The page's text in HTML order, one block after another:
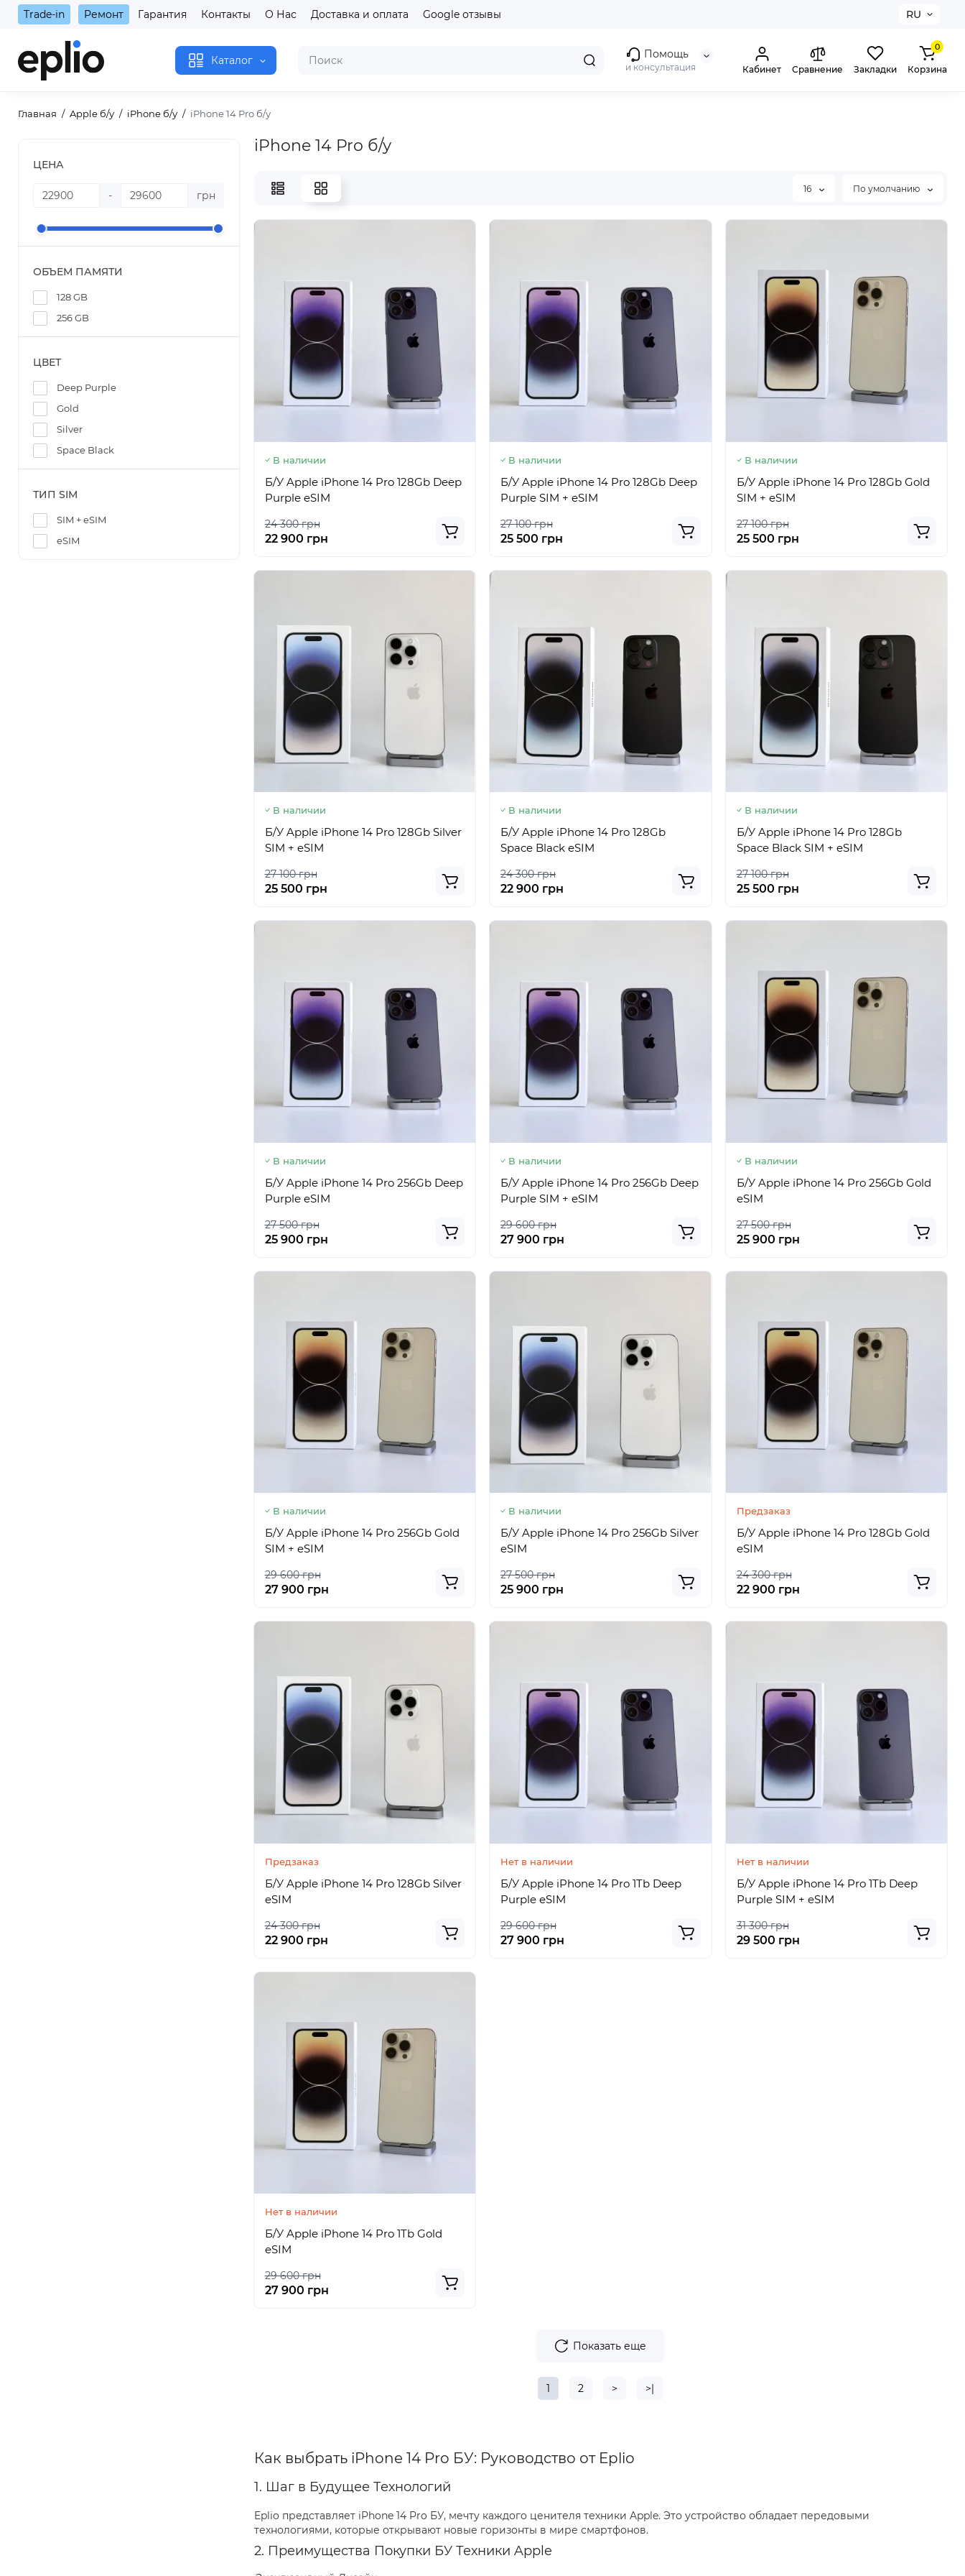
Trade-in Ремонт Гарантия Контакты О Нас Доставка и оплата Google отзывы RU
Каталог Помощь
и консультация Кабинет Сравнение Закладки
0
Корзина
Главная Apple б/у iPhone б/у iPhone 14 Pro б/у
ЦЕНА
- грн
ОБЪЕМ ПАМЯТИ
128 GB
256 GB
ЦВЕТ
Deep Purple
Gold
Silver
Space Black
ТИП SIM
SIM + eSIM
eSIM
iPhone 14 Pro б/у
16 По умолчанию
В наличии
Б/У Apple iPhone 14 Pro 128Gb Deep
Purple eSIM
24 300 грн
22 900 грн
В наличии
Б/У Apple iPhone 14 Pro 128Gb Deep
Purple SIM + eSIM
27 100 грн
25 500 грн
В наличии
Б/У Apple iPhone 14 Pro 128Gb Gold
SIM + eSIM
27 100 грн
25 500 грн
В наличии
Б/У Apple iPhone 14 Pro 128Gb Silver
SIM + eSIM
27 100 грн
25 500 грн
В наличии
Б/У Apple iPhone 14 Pro 128Gb
Space Black eSIM
24 300 грн
22 900 грн
В наличии
Б/У Apple iPhone 14 Pro 128Gb
Space Black SIM + eSIM
27 100 грн
25 500 грн
В наличии
Б/У Apple iPhone 14 Pro 256Gb Deep
Purple eSIM
27 500 грн
25 900 грн
В наличии
Б/У Apple iPhone 14 Pro 256Gb Deep
Purple SIM + eSIM
29 600 грн
27 900 грн
В наличии
Б/У Apple iPhone 14 Pro 256Gb Gold
eSIM
27 500 грн
25 900 грн
В наличии
Б/У Apple iPhone 14 Pro 256Gb Gold
SIM + eSIM
29 600 грн
27 900 грн
В наличии
Б/У Apple iPhone 14 Pro 256Gb Silver
eSIM
27 500 грн
25 900 грн
Предзаказ
Б/У Apple iPhone 14 Pro 128Gb Gold
eSIM
24 300 грн
22 900 грн
Предзаказ
Б/У Apple iPhone 14 Pro 128Gb Silver
eSIM
24 300 грн
22 900 грн
Нет в наличии
Б/У Apple iPhone 14 Pro 1Tb Deep
Purple eSIM
29 600 грн
27 900 грн
Нет в наличии
Б/У Apple iPhone 14 Pro 1Tb Deep
Purple SIM + eSIM
31 300 грн
29 500 грн
Нет в наличии
Б/У Apple iPhone 14 Pro 1Tb Gold
eSIM
29 600 грн
27 900 грн
Показать еще
1 2 > >|
Как выбрать iPhone 14 Pro БУ: Руководство от Eplio
1. Шаг в Будущее Технологий
Eplio представляет iPhone 14 Pro БУ, мечту каждого ценителя техники Apple. Это устройство обладает передовыми
технологиями, которые открывают новые горизонты в мире смартфонов.
2. Преимущества Покупки БУ Техники Apple